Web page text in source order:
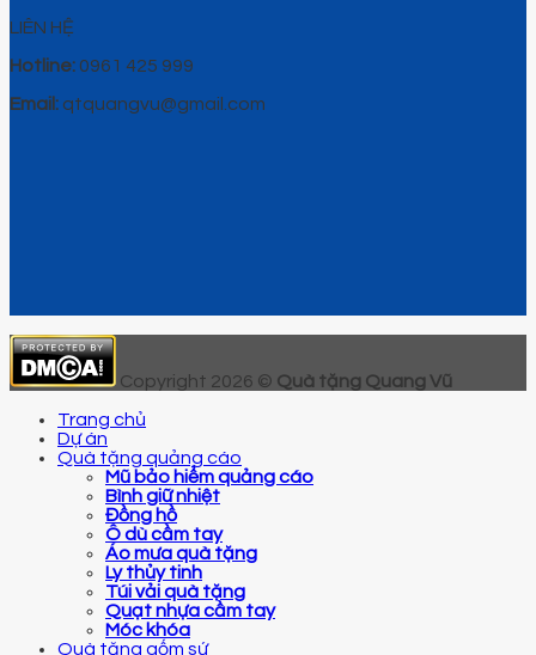
LIÊN HỆ
Hotline: 0961 425 999
Email: qtquangvu@gmail.com
Copyright 2026 © Quà tặng Quang Vũ
Trang chủ
Dự án
Quà tặng quảng cáo
Mũ bảo hiểm quảng cáo
Bình giữ nhiệt
Đồng hồ
Ô dù cầm tay
Áo mưa quà tặng
Ly thủy tinh
Túi vải quà tặng
Quạt nhựa cầm tay
Móc khóa
Quà tặng gốm sứ